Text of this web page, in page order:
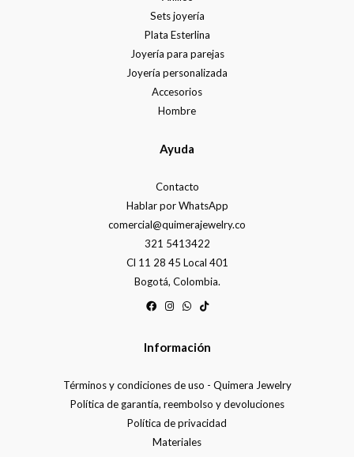
Sets joyería
Plata Esterlina
Joyería para parejas
Joyería personalizada
Accesorios
Hombre
Ayuda
Contacto
Hablar por WhatsApp
comercial@quimerajewelry.co
321 5413422
Cl 11 28 45 Local 401
Bogotá, Colombia.
Información
Términos y condiciones de uso - Quimera Jewelry
Política de garantía, reembolso y devoluciones
Política de privacidad
Materiales